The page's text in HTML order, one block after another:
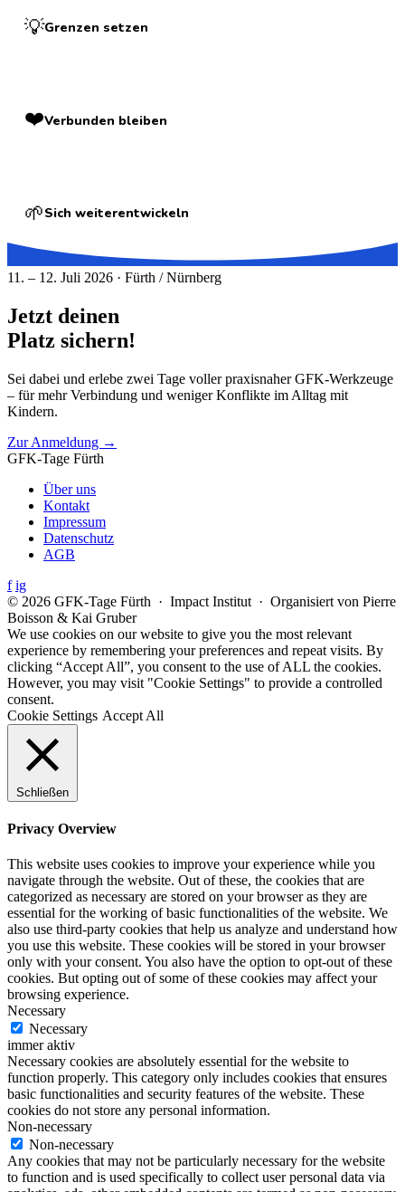
💡Grenzen setzen
❤️Verbunden bleiben
🌱Sich weiterentwickeln
11. – 12. Juli 2026 · Fürth / Nürnberg
Jetzt deinen
Platz sichern!
Sei dabei und erlebe zwei Tage voller praxisnaher GFK-Werkzeuge
– für mehr Verbindung und weniger Konflikte im Alltag mit
Kindern.
Zur Anmeldung →
GFK-Tage Fürth
Über uns
Kontakt
Impressum
Datenschutz
AGB
f ig
© 2026 GFK-Tage Fürth · Impact Institut · Organisiert von Pierre
Boisson & Kai Gruber
We use cookies on our website to give you the most relevant
experience by remembering your preferences and repeat visits. By
clicking “Accept All”, you consent to the use of ALL the cookies.
However, you may visit "Cookie Settings" to provide a controlled
consent.
Cookie Settings Accept All
Schließen
Privacy Overview
This website uses cookies to improve your experience while you
navigate through the website. Out of these, the cookies that are
categorized as necessary are stored on your browser as they are
essential for the working of basic functionalities of the website. We
also use third-party cookies that help us analyze and understand how
you use this website. These cookies will be stored in your browser
only with your consent. You also have the option to opt-out of these
cookies. But opting out of some of these cookies may affect your
browsing experience.
Necessary
Necessary
immer aktiv
Necessary cookies are absolutely essential for the website to
function properly. This category only includes cookies that ensures
basic functionalities and security features of the website. These
cookies do not store any personal information.
Non-necessary
Non-necessary
Any cookies that may not be particularly necessary for the website
to function and is used specifically to collect user personal data via